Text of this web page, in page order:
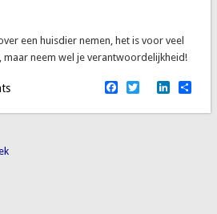
een huisdier nemen, het is voor veel
maar neem wel je verantwoordelijkheid!
Facebook
Twitter